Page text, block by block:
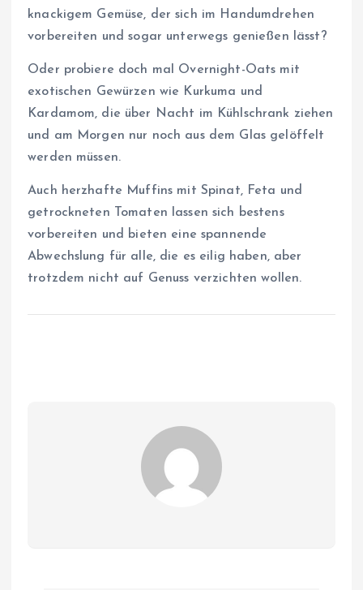
knackigem Gemüse, der sich im Handumdrehen
vorbereiten und sogar unterwegs genießen lässt?
Oder probiere doch mal Overnight-Oats mit
exotischen Gewürzen wie Kurkuma und
Kardamom, die über Nacht im Kühlschrank ziehen
und am Morgen nur noch aus dem Glas gelöffelt
werden müssen.
Auch herzhafte Muffins mit Spinat, Feta und
getrockneten Tomaten lassen sich bestens
vorbereiten und bieten eine spannende
Abwechslung für alle, die es eilig haben, aber
trotzdem nicht auf Genuss verzichten wollen.